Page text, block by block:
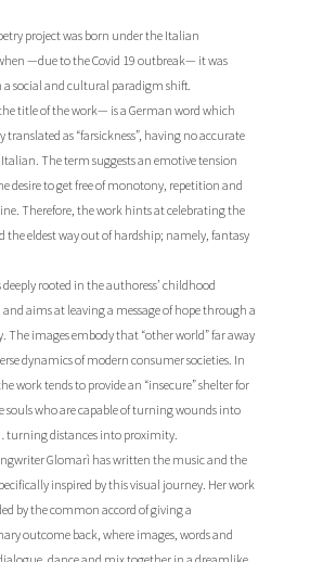
project was born under the Italian
—due to the Covid 19 outbreak— it was
social and cultural paradigm shift.
title of the work— is a German word which
translated as “farsickness”, having no accurate
The term suggests an emotive tension
desire to get free of monotony, repetition and
Therefore, the work hints at celebrating the
the eldest way out of hardship; namely, fantasy
rooted in the authoress’ childhood
aims at leaving a message of hope through a
The images embody that “other world” far away
dynamics of modern consumer societies. In
work tends to provide an “insecure” shelter for
souls who are capable of turning wounds into
turning distances into proximity.
Glomarì has written the music and the
inspired by this visual journey. Her work
by the common accord of giving a
outcome back, where images, words and